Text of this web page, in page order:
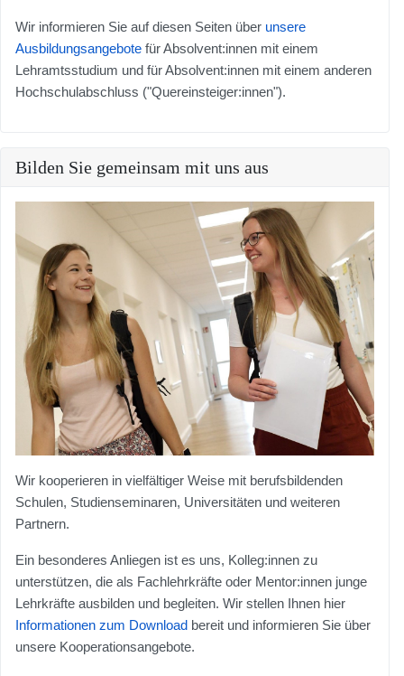
Wir informieren Sie auf diesen Seiten über unsere
Ausbildungsangebote für Absolvent:innen mit einem
Lehramtsstudium und für Absolvent:innen mit einem anderen
Hochschulabschluss ("Quereinsteiger:innen").
Bilden Sie gemeinsam mit uns aus
Wir kooperieren in vielfältiger Weise mit berufsbildenden
Schulen, Studienseminaren, Universitäten und weiteren
Partnern.
Ein besonderes Anliegen ist es uns, Kolleg:innen zu
unterstützen, die als Fachlehrkräfte oder Mentor:innen junge
Lehrkräfte ausbilden und begleiten. Wir stellen Ihnen hier
Informationen zum Download bereit und informieren Sie über
unsere Kooperationsangebote.